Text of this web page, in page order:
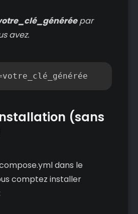
par
avez.
(sans
dans le
comptez installer